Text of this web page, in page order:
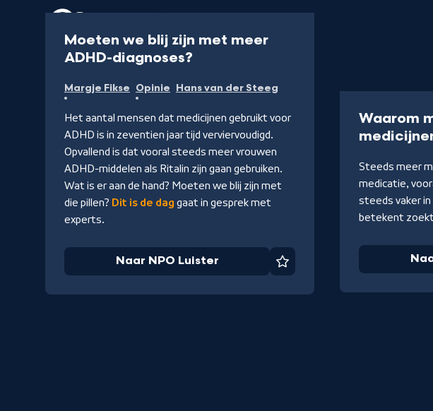
Moeten we blij zijn met meer
ADHD-diagnoses?
NPO
Luister
Margje Fikse Opinie Hans van der Steeg
Het aantal mensen dat medicijnen gebruikt voor
ADHD is in zeventien jaar tijd verviervoudigd.
Opvallend is dat vooral steeds meer vrouwen
ADHD-middelen als Ritalin zijn gaan gebruiken.
Wat is er aan de hand? Moeten we blij zijn met
die pillen? Dit is de dag gaat in gesprek met
experts.
Naar NPO Luister Favoriet
Waarom
Steeds meer
medicatie,
steeds vaker
betekent zoekt